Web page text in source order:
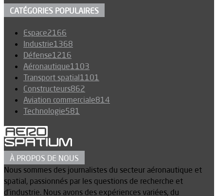
CATÉGORIES POPULAIRES
Espace2166
Industrie1368
Défense1216
Aéronautique1103
Transport spatial1101
Constructeurs862
Aviation commerciale814
Technologie581
À PROPOS DE NOUS
Nous sommes des journalistes du secteur aéronautique et
spatial, passionnés par les questions de recherche et
d’industrie. Nous avons des expériences variées, du